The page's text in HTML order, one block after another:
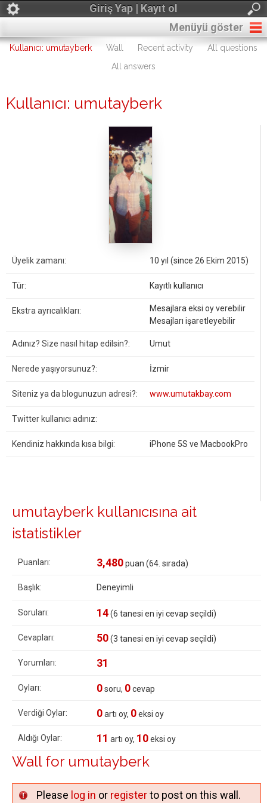
Giriş Yap | Kayıt ol
Menüyü göster
Kullanıcı: umutayberk Wall Recent activity
All questions
All answers
Kullanıcı: umutayberk
Üyelik zamanı: 10 yıl (since 26 Ekim 2015)
Tür: Kayıtlı kullanıcı
Ekstra ayrıcalıkları:
Mesajlara eksi oy verebilir
Mesajları işaretleyebilir
Adınız? Size nasıl hitap edilsin?: Umut
Nerede yaşıyorsunuz?: İzmir
Siteniz ya da blogunuzun adresi?: www.umutakbay.com
Twitter kullanıcı adınız:
Kendiniz hakkında kısa bilgi: iPhone 5S ve MacbookPro
umutayberk kullanıcısına ait
istatistikler
Puanları: 3,480puan (64 . sırada)
Başlık: Deneyimli
Soruları: 14(6 tanesi en iyi cevap seçildi)
Cevapları: 50(3 tanesi en iyi cevap seçildi)
Yorumları: 31
Oyları: 0soru, 0cevap
Verdiği Oylar: 0artı oy, 0eksi oy
Aldığı Oylar: 11 artı oy, 10eksi oy
Wall for umutayberk
Please log in or registerto post on this wall.